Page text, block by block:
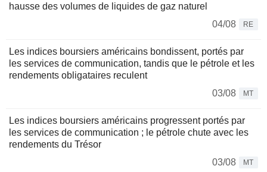
hausse des volumes de liquides de gaz naturel
04/08
RE
Les indices boursiers américains bondissent, portés par
les services de communication, tandis que le pétrole et les
rendements obligataires reculent
03/08
MT
Les indices boursiers américains progressent portés par
les services de communication ; le pétrole chute avec les
rendements du Trésor
03/08
MT